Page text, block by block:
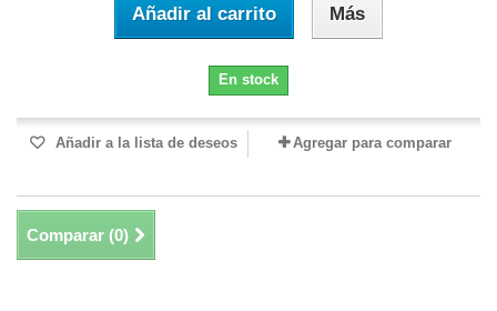
Añadir al carrito Más
En stock
Añadir a la lista de deseos Agregar para comparar
Comparar (0)